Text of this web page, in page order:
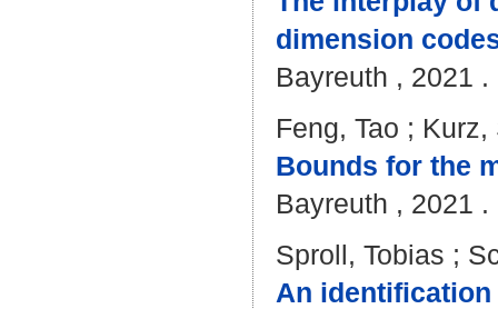
dimension
Bayreuth , 2021 .
Feng, Tao ; Kurz,
Bounds for the
Bayreuth , 2021 .
Sproll, Tobias ;
An